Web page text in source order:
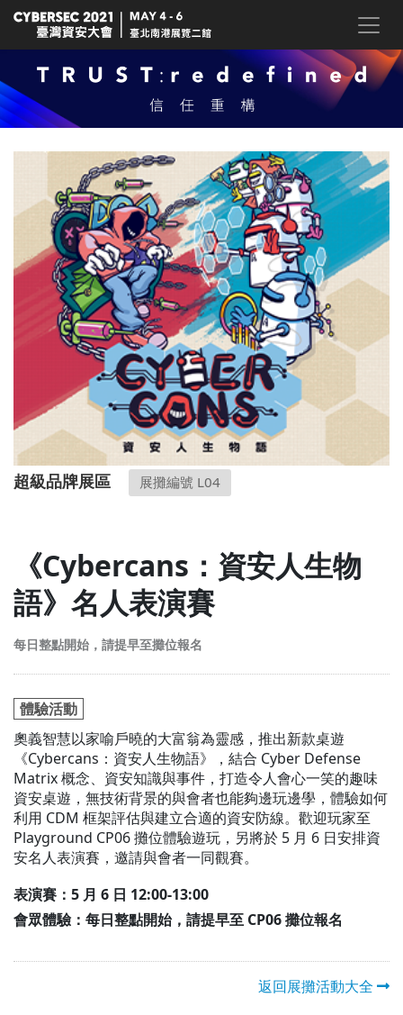
超級品牌展區 展攤編號 L04
《Cybercans：資安人生物
語》名人表演賽
每日整點開始，請提早至攤位報名
體驗活動
奧義智慧以家喻戶曉的大富翁為靈感，推出新款桌遊
《Cybercans：資安人生物語》，結合 Cyber Defense
Matrix 概念、資安知識與事件，打造令人會心一笑的趣味
資安桌遊，無技術背景的與會者也能夠邊玩邊學，體驗如何
利用 CDM 框架評估與建立合適的資安防線。歡迎玩家至
Playground CP06 攤位體驗遊玩，另將於 5 月 6 日安排資
安名人表演賽，邀請與會者一同觀賽。
表演賽：5 月 6 日 12:00-13:00
會眾體驗：每日整點開始，請提早至 CP06 攤位報名
返回展攤活動大全